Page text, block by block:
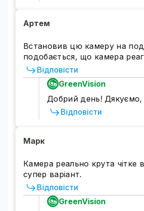
Високий
IP камера зовнішнього
шкідливих впливів
або низька температура не
Артем
Встановив цю камеру на
подобається, що камера
Відповісти
GreenVision
Добрий день!
Відповісти
Марк
Камера реально крута чітке
супер варіант.
Відповісти
GreenVision